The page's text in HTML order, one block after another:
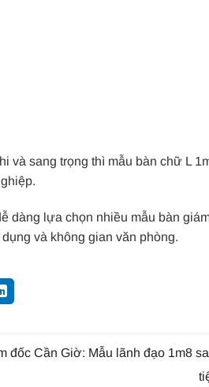
và sang trọng thì mẫu bàn chữ L
dàng lựa chọn nhiều mẫu bàn
và không gian văn phòng.
đốc Cần Giờ: Mẫu lãnh đạo 1m8